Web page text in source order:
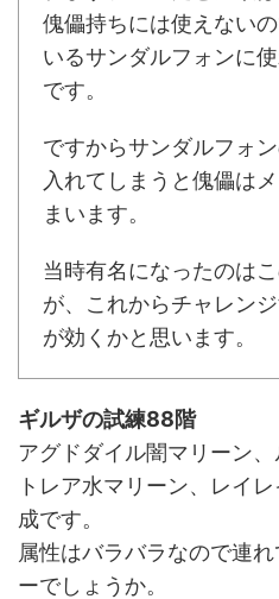
傀儡持ちには使えない
いるサンダルフォンに
です。
ですからサンダルフォ
入れてしまうと傀儡は
まいます。
当時有名になったのは
が、これからチャレン
が効くかと思います。
ギルザの試練88階
アグドダイル闇マリーン
トレア水マリーン、レイ
成です。
属性はバラバラなので連
ーでしょうか。